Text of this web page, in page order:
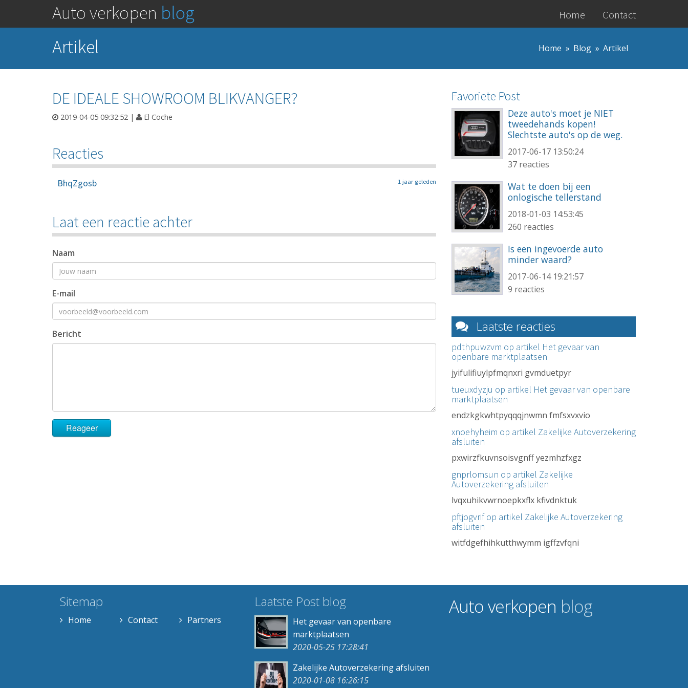
Auto verkopen blog Home Contact
Artikel Home Blog Artikel
DE IDEALE SHOWROOM BLIKVANGER?
2019-04-05 09:32:52 | El Coche
Reacties
BhqZgosb 1 jaar geleden
Laat een reactie achter
Naam
E-mail
Bericht
Favoriete Post
Deze auto's moet je NIET
tweedehands kopen!
Slechtste auto's op de weg.
2017-06-17 13:50:24
37 reacties
Wat te doen bij een
onlogische tellerstand
2018-01-03 14:53:45
260 reacties
Is een ingevoerde auto
minder waard?
2017-06-14 19:21:57
9 reacties
Laatste reacties
pdthpuwzvm op artikel Het gevaar van
openbare marktplaatsen
jyifulifiuylpfmqnxri gvmduetpyr
tueuxdyzju op artikel Het gevaar van openbare
marktplaatsen
endzkgkwhtpyqqqjnwmn fmfsxvxvio
xnoehyheim op artikel Zakelijke Autoverzekering
afsluiten
pxwirzfkuvnsoisvgnff yezmhzfxgz
gnprlomsun op artikel Zakelijke
Autoverzekering afsluiten
lvqxuhikvwrnoepkxflx kfivdnktuk
pftjogvrif op artikel Zakelijke Autoverzekering
afsluiten
witfdgefhihkutthwymm igffzvfqni
Sitemap
Home Contact Partners
Laatste Post blog
Het gevaar van openbare
marktplaatsen
2020-05-25 17:28:41
Zakelijke Autoverzekering afsluiten
2020-01-08 16:26:15
Auto verkopen blog